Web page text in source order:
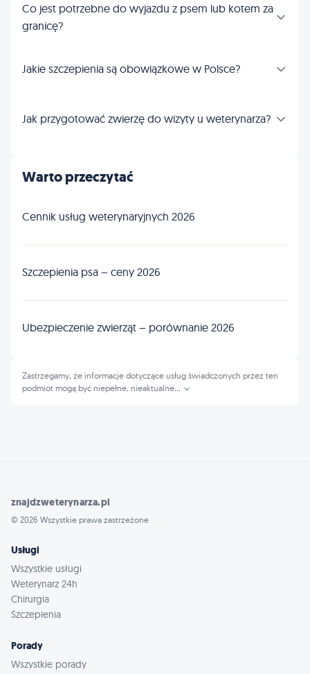
Co jest potrzebne do wyjazdu z psem lub kotem za
granicę?
Jakie szczepienia są obowiązkowe w Polsce?
Jak przygotować zwierzę do wizyty u weterynarza?
Warto przeczytać
Cennik usług weterynaryjnych 2026
Szczepienia psa – ceny 2026
Ubezpieczenie zwierząt – porównanie 2026
Zastrzegamy, że informacje dotyczące usług świadczonych przez ten
podmiot mogą być niepełne, nieaktualne
znajdzweterynarza.pl
© 2026 Wszystkie prawa zastrzeżone
Usługi
Wszystkie usługi
Weterynarz 24h
Chirurgia
Szczepienia
Porady
Wszystkie porady